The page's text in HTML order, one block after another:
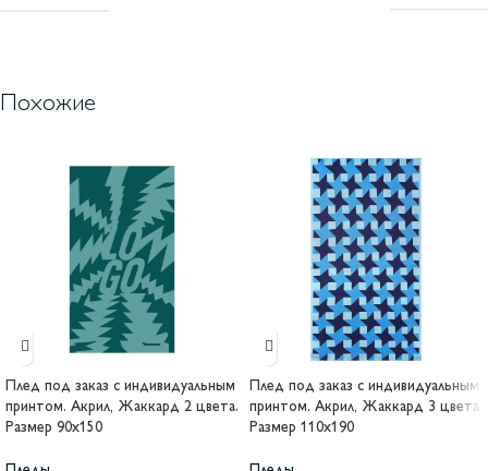
Похожие
Плед под заказ с индивидуальным
принтом. Акрил, Жаккард 2 цвета.
Размер 90х150
Плед под заказ с индивидуальным
принтом. Акрил, Жаккард 3 цвета.
Размер 110х190